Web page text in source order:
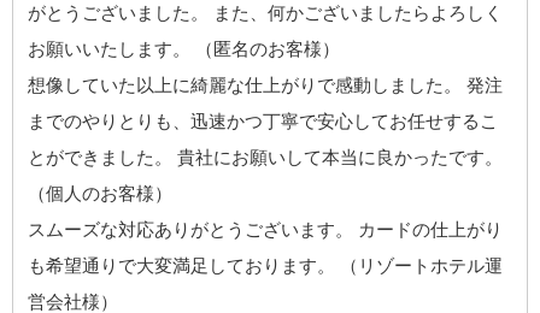
がとうございました。 また、何かございましたらよろしく
お願いいたします。 （匿名のお客様）
想像していた以上に綺麗な仕上がりで感動しました。 発注
までのやりとりも、迅速かつ丁寧で安心してお任せするこ
とができました。 貴社にお願いして本当に良かったです。
（個人のお客様）
スムーズな対応ありがとうございます。 カードの仕上がり
も希望通りで大変満足しております。 （リゾートホテル運
営会社様）